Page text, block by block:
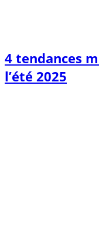
4 tendances
l’été 2025